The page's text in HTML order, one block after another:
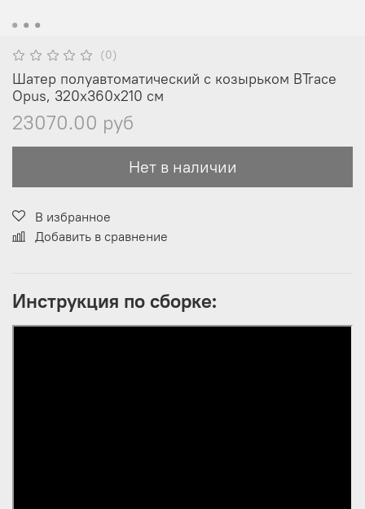
(0)
Шатер полуавтоматический с козырьком BTrace
Opus, 320х360х210 см
23070.00 руб
Нет в наличии
В избранное
Добавить в сравнение
Инструкция по сборке: